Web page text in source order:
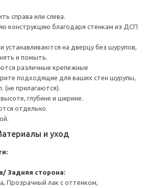
справа или слева.
конструкцию благодаря стенкам из ДСП
устанавливаются на дверцу без шурупов,
и помыть.
различные крепежные
подходящие для ваших стен шурупы,
(не прилагаются).
глубине и ширине.
отдельно.
и уход
Задняя сторона:
Прозрачный лак с оттенком,